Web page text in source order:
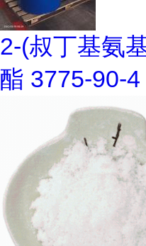
2-(叔丁基氨
酯 3775-90-4